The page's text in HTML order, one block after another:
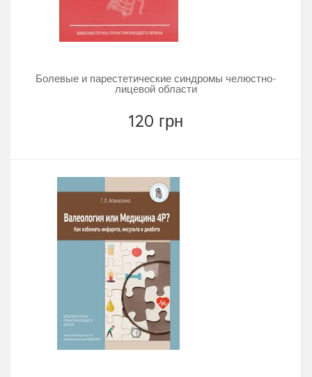
Болевые и парестетические синдромы челюстно-
лицевой области
120 грн